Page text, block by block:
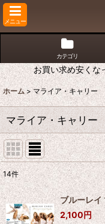
メニュー
カテゴリ
お買い求め安くなっ
ホーム > マライア・キャリー
マライア・キャリー
表示数:
並び順:
14件
ブルーレ
2,100円